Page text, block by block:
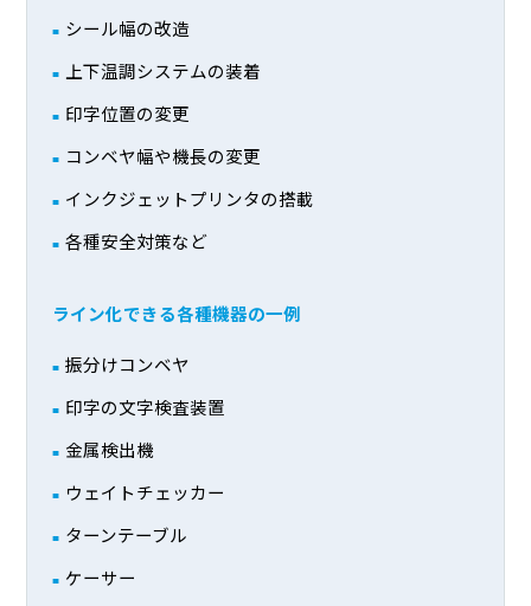
シール幅の改造
上下温調システムの装着
印字位置の変更
コンベヤ幅や機長の変更
インクジェットプリンタの搭載
各種安全対策など
ライン化できる各種機器の一例
振分けコンベヤ
印字の文字検査装置
金属検出機
ウェイトチェッカー
ターンテーブル
ケーサー